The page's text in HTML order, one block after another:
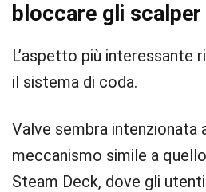
bloccare gli scalper
L’aspetto più interessante
il sistema di coda.
Valve sembra intenzionata
meccanismo simile a
Steam Deck, dove gli